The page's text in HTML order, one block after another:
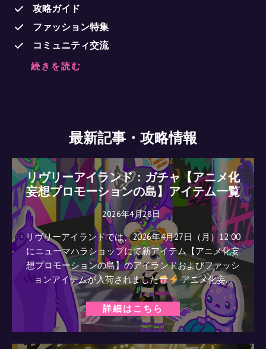
攻略ガイド
ファッション特集
コミュニティ交流
続きを読む
最新記事・攻略情報
リヴリーアイランド：ガチャ【アニメ化
妄想プロモーションの島】アイテム一覧
2026年4月28日
リヴリーアイランドでは、2026年4月27日（月）12:00
にニューマハラショップにて新アイテム【アニメ化妄
想プロモーションの島】のアイランドおよびファッシ
ョンアイテムが入荷されました
アニメ化妄…
詳細はこちら